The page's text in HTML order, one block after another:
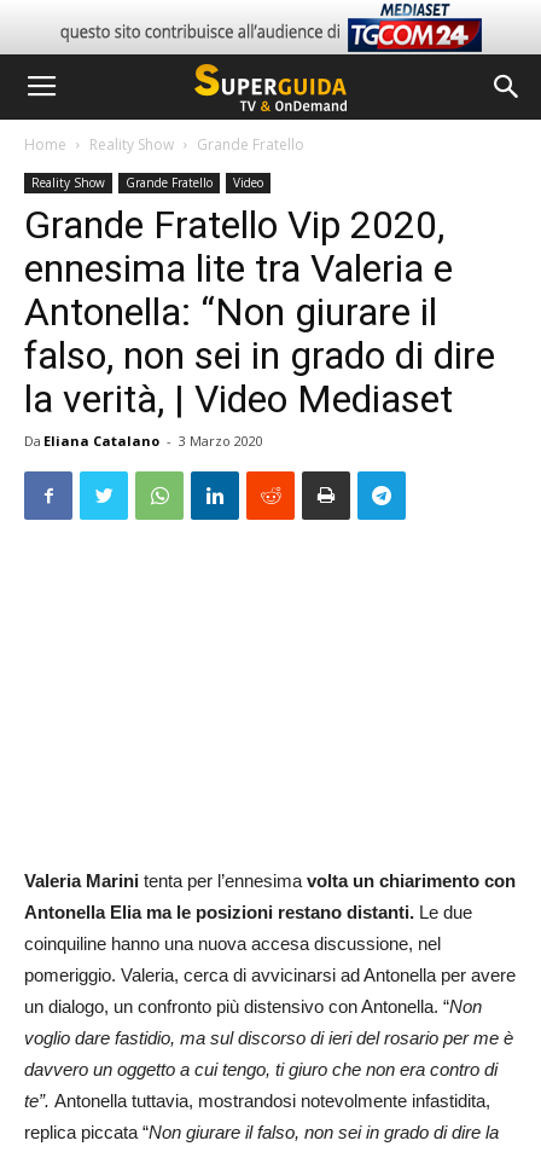
Home Reality Show Grande Fratello
Reality Show Grande Fratello Video
Grande Fratello Vip 2020,
ennesima lite tra Valeria e
Antonella: “Non giurare il
falso, non sei in grado di dire
la verità, | Video Mediaset
Da Eliana Catalano - 3 Marzo 2020
Valeria Marini tenta per l’ennesimavolta un chiarimento con
Antonella Elia ma le posizioni restano distanti. Le due
coinquiline hanno una nuova accesa discussione, nel
pomeriggio. Valeria, cerca di avvicinarsi ad Antonella per avere
un dialogo, un confronto più distensivo con Antonella. “Non
voglio dare fastidio, ma sul discorso di ieri del rosario per me è
davvero un oggetto a cui tengo, ti giuro che non era contro di
te”. Antonella tuttavia, mostrandosi notevolmente infastidita,
replica piccata “Non giurare il falso, non sei in grado di dire la